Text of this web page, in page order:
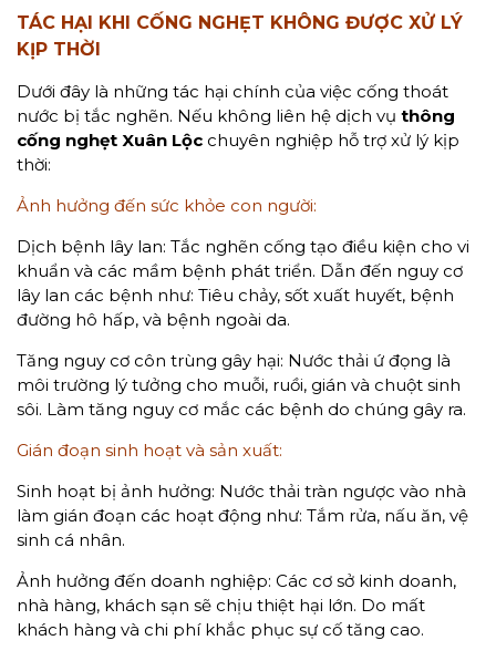
TÁC HẠI
KHI CỐNG NGHẸT KHÔNG ĐƯỢC XỬ LÝ
KỊP THỜI
Dưới đây là những tác hại chính của việc cống thoát
nước bị tắc nghẽn. Nếu không liên hệ dịch vụ thông
cống nghẹt Xuân Lộc chuyên nghiệp hỗ trợ xử lý kịp
thời:
Ảnh hưởng đến sức khỏe con người:
Dịch bệnh lây lan: Tắc nghẽn cống tạo điều kiện cho vi
khuẩn và các mầm bệnh phát triển. Dẫn đến nguy cơ
lây lan các bệnh như: Tiêu chảy, sốt xuất huyết, bệnh
đường hô hấp, và bệnh ngoài da.
Tăng nguy cơ côn trùng gây hại: Nước thải ứ đọng là
môi trường lý tưởng cho muỗi, ruồi, gián và chuột sinh
sôi. Làm tăng nguy cơ mắc các bệnh do chúng gây ra.
Gián đoạn sinh hoạt và sản xuất:
Sinh hoạt bị ảnh hưởng: Nước thải tràn ngược vào nhà
làm gián đoạn các hoạt động như: Tắm rửa, nấu ăn, vệ
sinh cá nhân.
Ảnh hưởng đến doanh nghiệp: Các cơ sở kinh doanh,
nhà hàng, khách sạn sẽ chịu thiệt hại lớn. Do mất
khách hàng và chi phí khắc phục sự cố tăng cao.